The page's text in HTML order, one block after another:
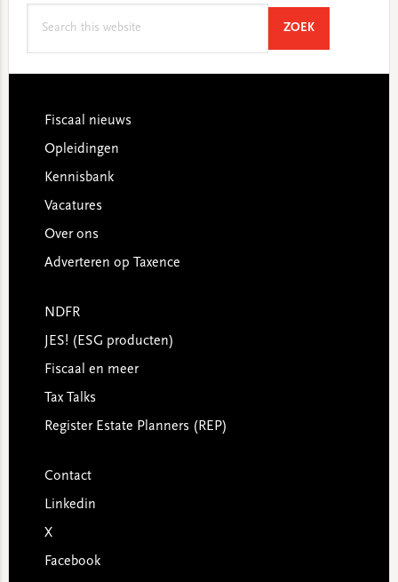
ZOEKSEARCH
Footer
Fiscaal nieuws
Opleidingen
Kennisbank
Vacatures
Over ons
Adverteren op Taxence
NDFR
JES! (ESG producten)
Fiscaal en meer
Tax Talks
Register Estate Planners (REP)
Contact
Linkedin
X
Facebook